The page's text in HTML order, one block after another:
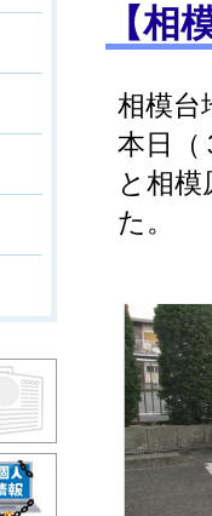
【相
相模台
本日（
と相
た。